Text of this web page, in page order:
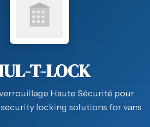
T-LOCK
Haute Sécurité pour
locking solutions for vans.